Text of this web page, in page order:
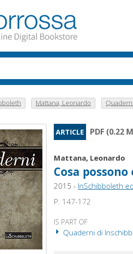
Mattana, Leonardo
ARTICLE PDF (0.22
Mattana, Leonardo
Cosa
2015 - InSchibboleth
P. 147-172
IS PART OF
Quaderni di